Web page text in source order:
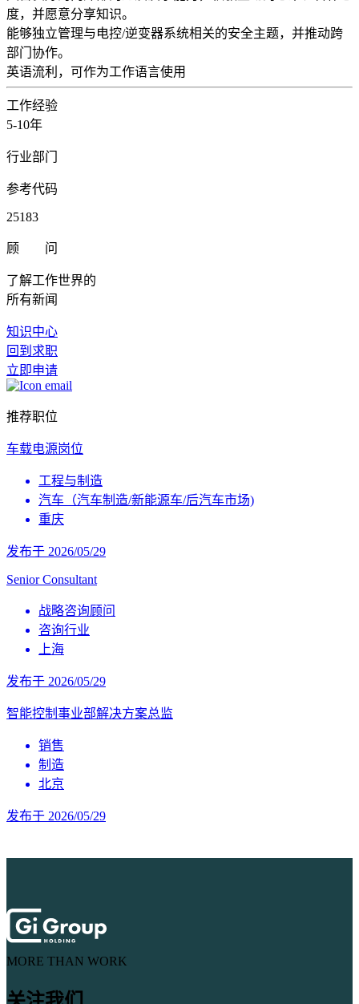
度，并愿意分享知识。
能够独立管理与电控/逆变器系统相关的安全主题，并推动跨
部门协作。
英语流利，可作为工作语言使用
工作经验
5-10年
行业部门
参考代码
25183
顾 问
了解工作世界的
所有新闻
知识中心
回到求职
立即申请
推荐职位
车载电源岗位
工程与制造
汽车（汽车制造/新能源车/后汽车市场)
重庆
发布于 2026/05/29
Senior Consultant
战略咨询顾问
咨询行业
上海
发布于 2026/05/29
智能控制事业部解决方案总监
销售
制造
北京
发布于 2026/05/29
MORE THAN WORK